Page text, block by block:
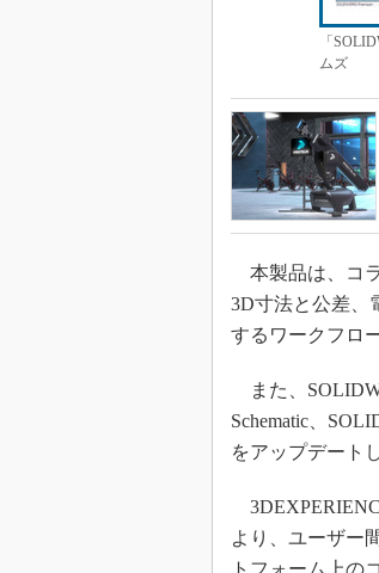
「
ムズ
本製品は、コ
3D寸法と公差、
するワークフロ
また、
Schematic、
をアップデート
より、ユーザー
トフォーム上の